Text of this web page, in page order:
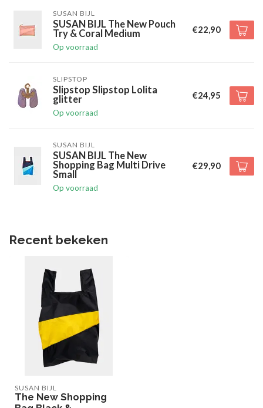
SUSAN BIJL
SUSAN BIJL The New Pouch
Try & Coral Medium
Op voorraad
€22,90
SLIPSTOP
Slipstop Slipstop Lolita
glitter
Op voorraad
€24,95
SUSAN BIJL
SUSAN BIJL The New
Shopping Bag Multi Drive
Small
Op voorraad
€29,90
Recent bekeken
SUSAN BIJL
The New Shopping